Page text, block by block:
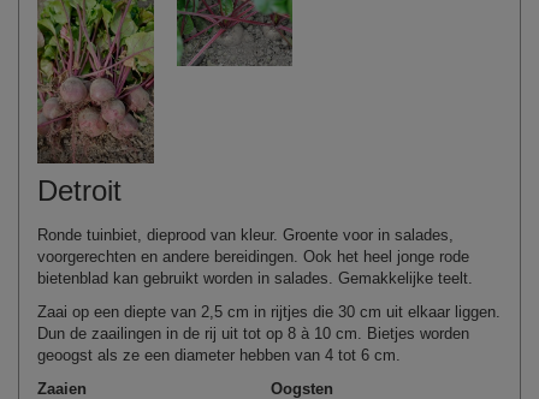
Detroit
Ronde tuinbiet, dieprood van kleur. Groente voor in salades,
voorgerechten en andere bereidingen. Ook het heel jonge rode
bietenblad kan gebruikt worden in salades. Gemakkelijke teelt.
Zaai op een diepte van 2,5 cm in rijtjes die 30 cm uit elkaar liggen.
Dun de zaailingen in de rij uit tot op 8 à 10 cm. Bietjes worden
geoogst als ze een diameter hebben van 4 tot 6 cm.
Zaaien
Oogsten